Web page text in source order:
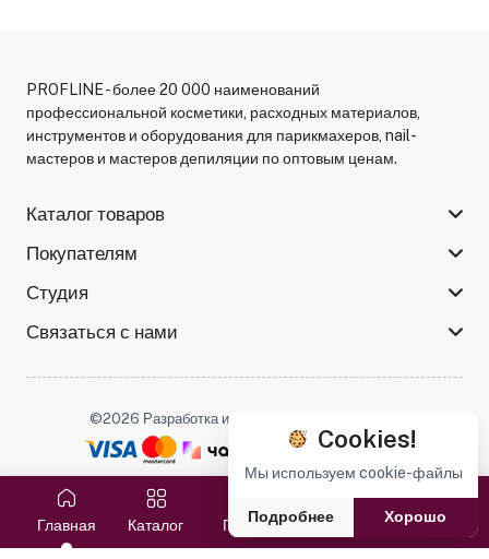
Главная Каталог Поиск Избранное Корзина
PROFLINE - более 20 000 наименований
профессиональной косметики, расходных материалов,
инструментов и оборудования для парикмахеров, nail-
мастеров и мастеров депиляции по оптовым ценам.
Каталог товаров
Покупателям
Студия
Связаться с нами
©2026 Разработка и поддержка -
Cookies!
Мы используем cookie-файлы
Подробнее Хорошо